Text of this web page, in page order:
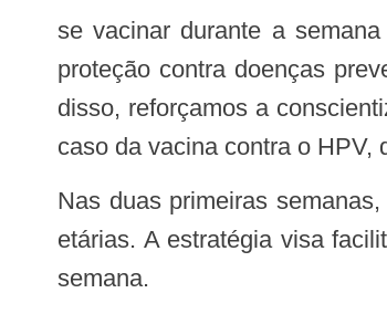
se vacinar durante a
proteção contra doenças
disso, reforçamos a
caso da vacina contra o HPV,
Nas duas primeiras semanas, a campanha já havia alcançado centenas de pessoas, levando imunização a diferentes faixas
etárias. A estratégia visa
semana.